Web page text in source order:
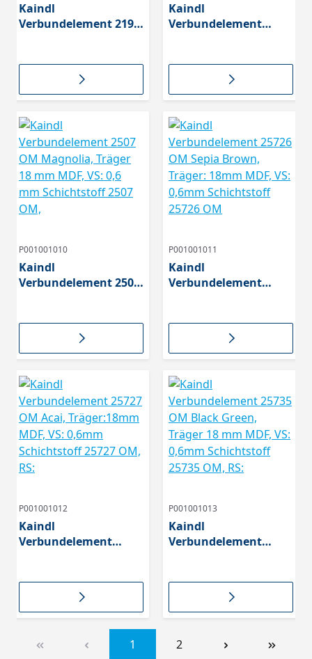
Kaindl
Verbundelement 2190
mm MDF, VS: 0,6 mm
Schichtstoff 2
Kaindl
Verbundelement
VS: 0,6 mm
Schichtstoff 22192
OM,
P001001010
Kaindl
Verbundelement 2507
mm Schichtstoff 2507
P001001011
Kaindl
Verbundelement
MDF, VS: 0,6mm
Schichtstoff 25726 OM
P001001012
Kaindl
Verbundelement
0,6mm Schichtstoff
25727 OM, RS:
P001001013
Kaindl
Verbundelement
MDF, VS: 0,6mm
Schichtstoff 25735
OM, RS:
1
2